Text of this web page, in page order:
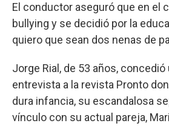
El conductor aseguró que en el
bullying y se decidió por la
quiero que sean dos nenas de
Jorge Rial, de 53 años,
entrevista a la revista Pronto
dura infancia, su escandalosa
vínculo con su actual pareja,